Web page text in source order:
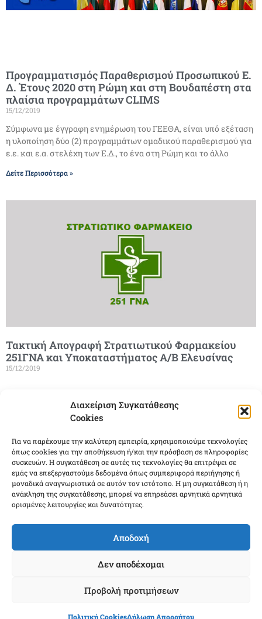
Διαχείριση Συγκατάθεσης
Cookies
Για να παρέχουμε την καλύτερη εμπειρία, χρησιμοποιούμε τεχνολογίες
όπως cookies για την αποθήκευση ή/και την πρόσβαση σε πληροφορίες
συσκευών. Η συγκατάθεση σε αυτές τις τεχνολογίες θα επιτρέψει σε
εμάς να επεξεργαστούμε δεδομένα όπως συμπεριφορά περιήγησης ή
μοναδικά αναγνωριστικά σε αυτόν τον ιστότοπο. Η μη συγκατάθεση ή η
ανάκληση της συγκατάθεσης, μπορεί να επηρεάσει αρνητικά αρνητικά
ορισμένες λειτουργίες και δυνατότητες.
Αποδοχή
Δεν αποδέχομαι
Προβολή προτιμήσεων
Πολιτική CookiesΔήλωση Απορρήτου
Προγραμματισμός Παραθερισμού Προσωπικού Ε.
Δ. Έτους 2020 στη Ρώμη και στη Βουδαπέστη στα
πλαίσια προγραμμάτων CLIMS
15/12/2019
Σύμφωνα με έγγραφη ενημέρωση του ΓΕΕΘΑ, είναι υπό εξέταση
η υλοποίηση δύο (2) προγραμμάτων ομαδικού παραθερισμού για
ε.ε. και ε.α. στελέχη των Ε.Δ., το ένα στη Ρώμη και το άλλο
Δείτε Περισσότερα »
Τακτική Απογραφή Στρατιωτικού Φαρμακείου
251ΓΝΑ και Υποκαταστήματος Α/Β Ελευσίνας
15/12/2019
Σγός (ΤΥΟ)ε.α. Πολυχρόνης Χαλκίδης του Σάββα-